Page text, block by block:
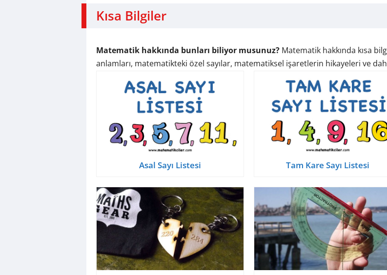
Kısa Bilgiler
Matematik hakkında bunları biliyor musunuz? Matematik hakkında kısa
anlamları, matematikteki özel sayılar, matematiksel işaretlerin hikayeleri ve
Asal Sayı Listesi Tam Kare Sayı Listesi